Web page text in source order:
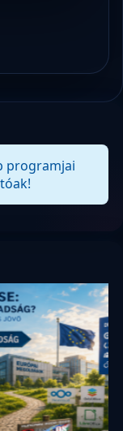
programjai